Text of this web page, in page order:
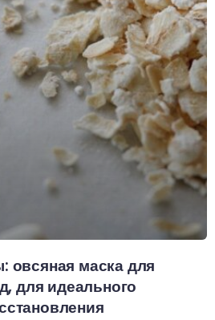
овсяная маска для
для идеального